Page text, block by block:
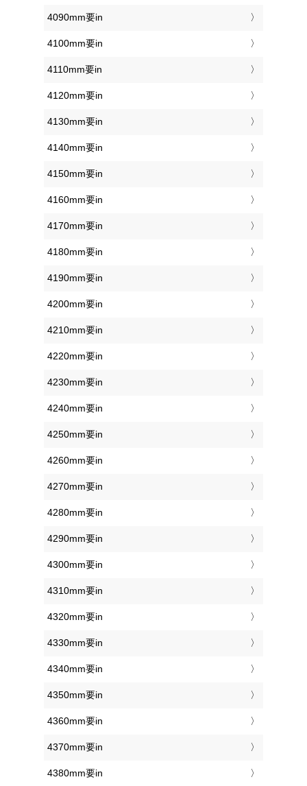
4090mm要in
4100mm要in
4110mm要in
4120mm要in
4130mm要in
4140mm要in
4150mm要in
4160mm要in
4170mm要in
4180mm要in
4190mm要in
4200mm要in
4210mm要in
4220mm要in
4230mm要in
4240mm要in
4250mm要in
4260mm要in
4270mm要in
4280mm要in
4290mm要in
4300mm要in
4310mm要in
4320mm要in
4330mm要in
4340mm要in
4350mm要in
4360mm要in
4370mm要in
4380mm要in